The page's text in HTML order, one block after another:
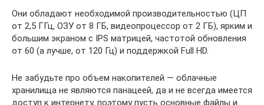
Они обладают необходимой производительностью (ЦП
от 2,5 ГГц, ОЗУ от 8 ГБ, видеопроцессор от 2 ГБ), ярким и
большим экраном с IPS матрицей, частотой обновления
от 60 (а лучше, от 120 Гц) и поддержкой Full HD.
Не забудьте про объем накопителей — облачные
хранилища не являются панацеей, да и не всегда имеется
доступ к интернету, поэтому пусть основные файлы и